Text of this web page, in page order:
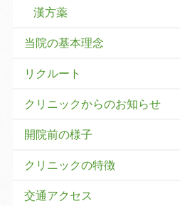
漢方薬
当院の基本理念
リクルート
クリニックからのお知らせ
開院前の様子
クリニックの特徴
交通アクセス